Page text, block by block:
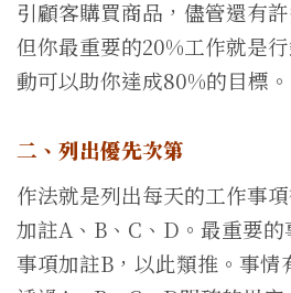
引顧客購買商品，儘管還有
但你最重要的20%工作就是
動可以助你達成80%的目標。
二、列出優先次第
作法就是列出每天的工作事
加註A、B、C、D。最重要
事項加註B，以此類推。事情